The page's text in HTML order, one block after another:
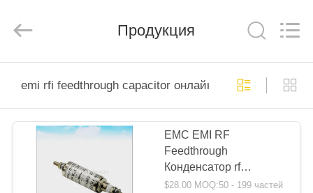
ПРОДУКТЫ
한국
Polski
радиочастотного
Продукция
emi rfi feedthrough capacitor онлайн производство
EMC EMI RF
Feedthrough
Конденсатор rf
защитная комната
$28.00 MOQ:50 - 199 частей